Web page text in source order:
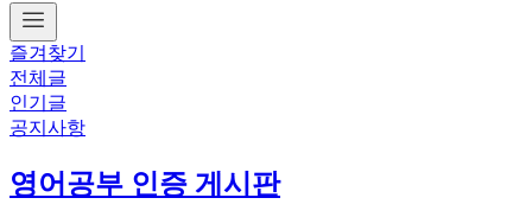
즐겨찾기
전체글
인기글
공지사항
영어공부 인증 게시판